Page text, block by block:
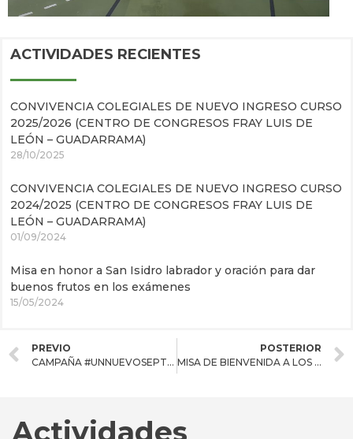
ACTIVIDADES RECIENTES
CONVIVENCIA COLEGIALES DE NUEVO INGRESO CURSO
2025/2026 (CENTRO DE CONGRESOS FRAY LUIS DE
LEÓN – GUADARRAMA)
28/10/2025
CONVIVENCIA COLEGIALES DE NUEVO INGRESO CURSO
2024/2025 (CENTRO DE CONGRESOS FRAY LUIS DE
LEÓN – GUADARRAMA)
01/09/2024
Misa en honor a San Isidro labrador y oración para dar
buenos frutos en los exámenes
15/05/2024
PREVIO
CAMPAÑA #UNNUEVOSEPTIEMBRE
POSTERIOR
MISA DE BIENVENIDA A LOS COLEGIALES DE NUEVO INGRESO
Actividades